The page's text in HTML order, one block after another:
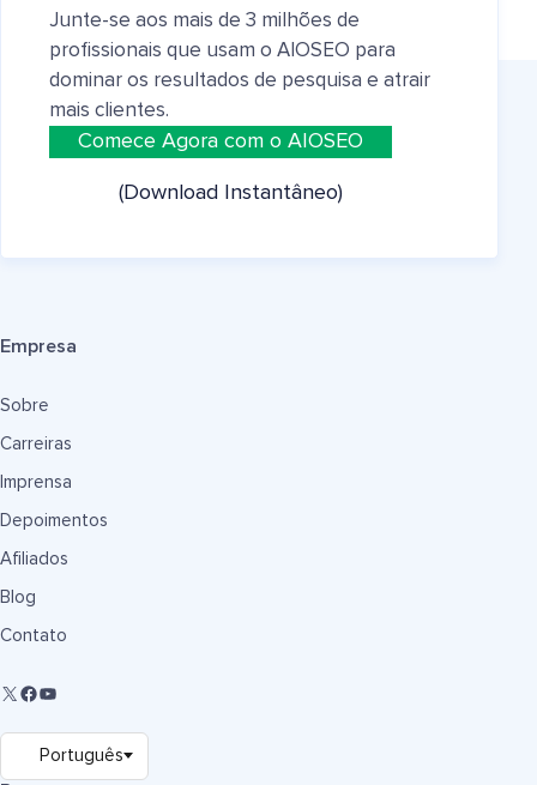
Junte-se aos mais de 3 milhões de
profissionais que usam o AIOSEO para
dominar os resultados de pesquisa e atrair
mais clientes.
Comece Agora com o AIOSEO
(Download Instantâneo)
Empresa
Sobre
Carreiras
Imprensa
Depoimentos
Afiliados
Blog
Contato